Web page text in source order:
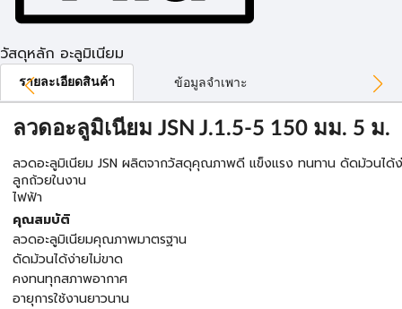
วัสดุหลัก อะลูมิเนียม
รายละเอียดสินค้า ข้อมูลจำเพาะ
ลวดอะลูมิเนียม JSN J.1.5-5 150 มม. 5 ม.
ลวดอะลูมิเนียม JSN ผลิตจากวัสดุคุณภาพดี แข็งแรง ทนทาน ดัดม้วนได้ง่
ลูกถ้วยในงาน
ไฟ
คุณสมบัติ
ลวดอะลูมิเนียมคุณภาพมาตรฐาน
ดัดม้วนได้ง่ายไม่ขาด
คงทนทุกสภาพอากาศ
อายุการใช้งานยาวนาน